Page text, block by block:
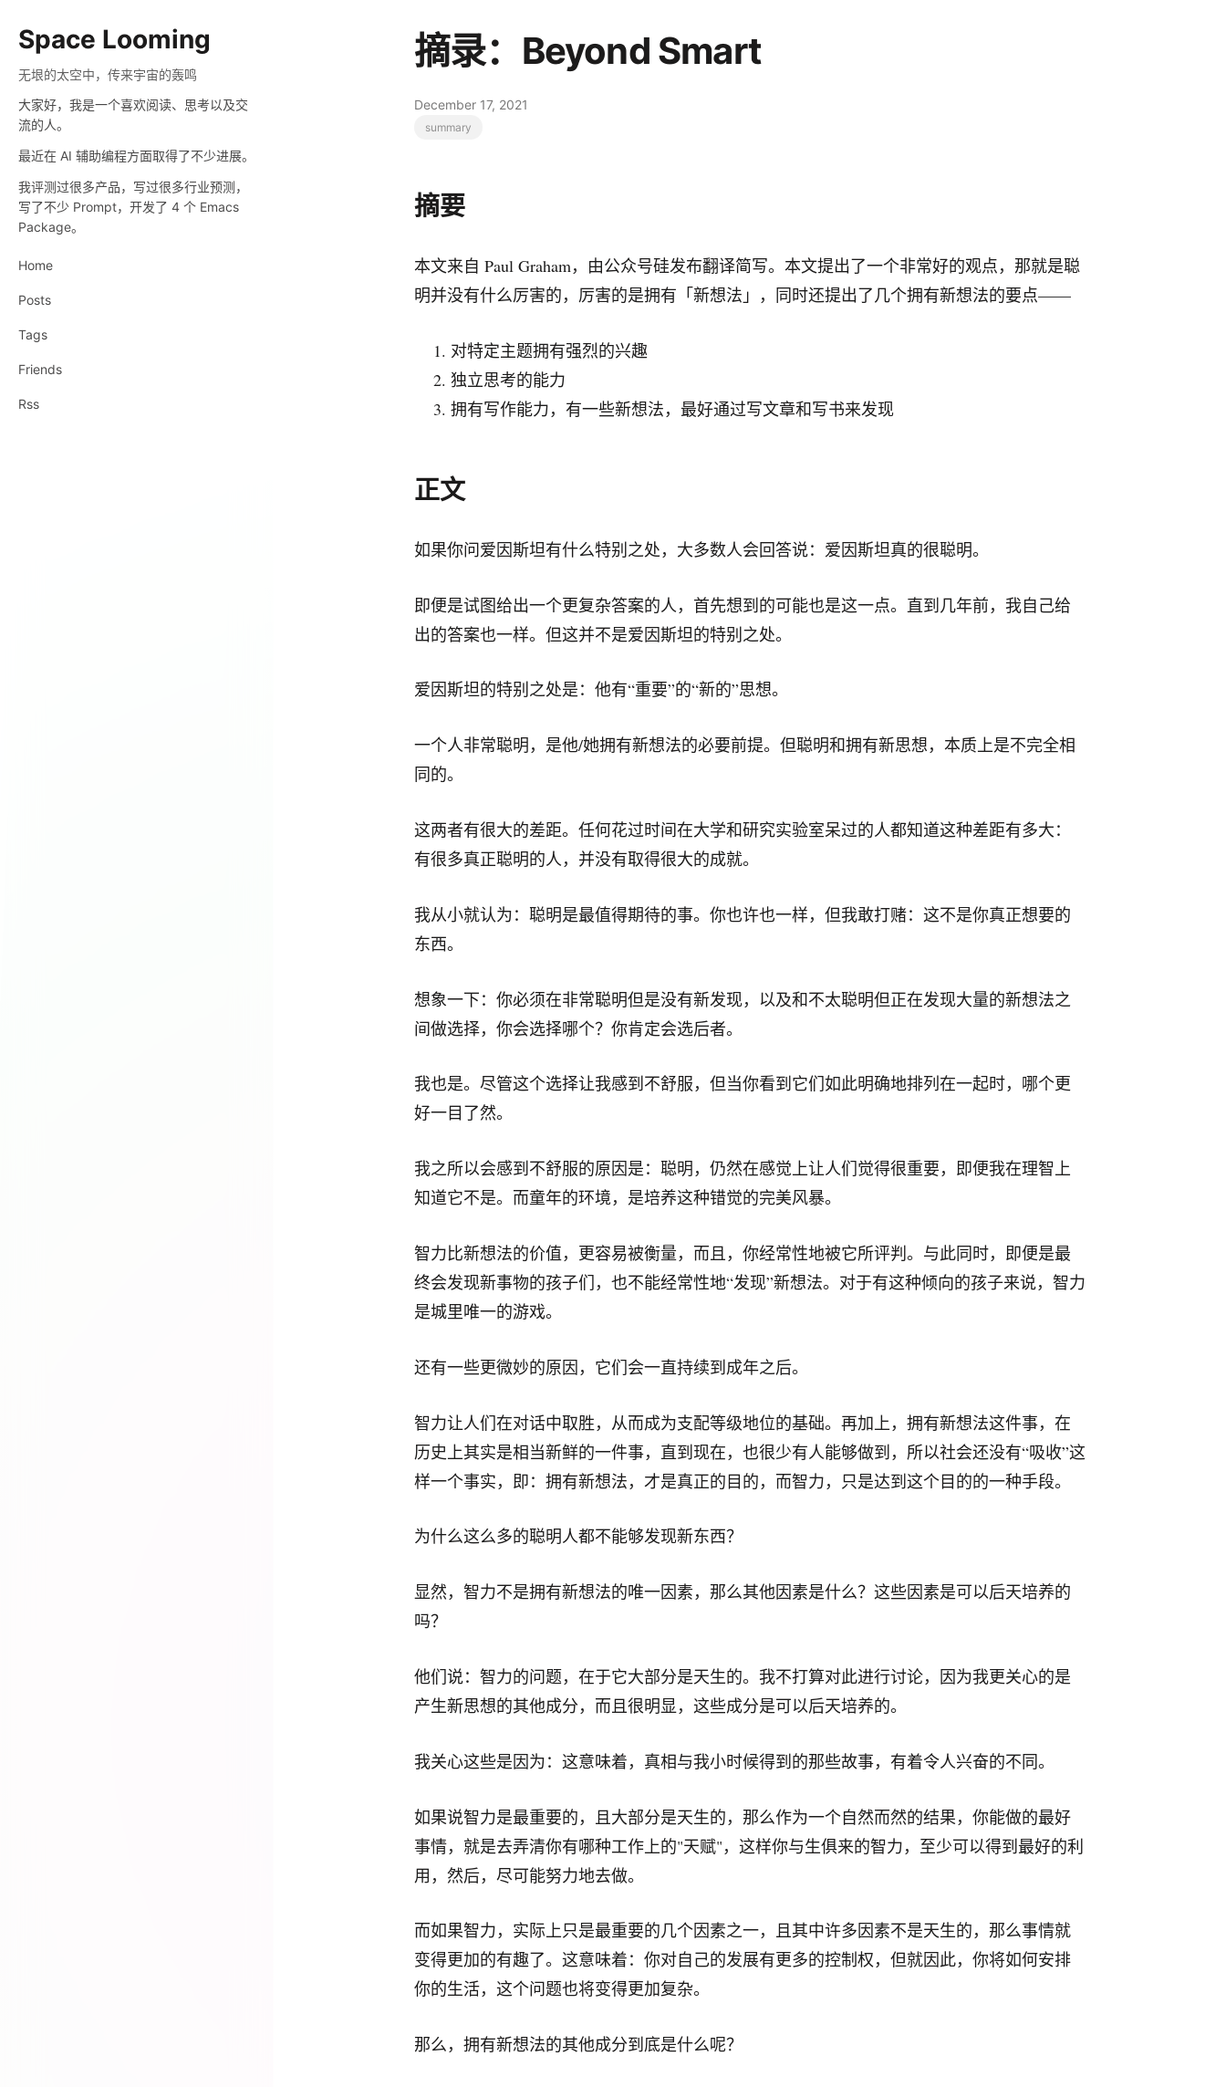
Space Looming
无垠的太空中，传来宇宙的轰鸣
大家好，我是一个喜欢阅读、思考以及交
流的人。
最近在 AI 辅助编程方面取得了不少进展。
我评测过很多产品，写过很多行业预测，
写了不少 Prompt，开发了 4 个 Emacs
Package。
Home
Posts
Tags
Friends
Rss
摘录：Beyond Smart
December 17, 2021
summary
摘要
本文来自 Paul Graham，由公众号硅发布翻译简写。本文提出了一个非常好的观点，那就是聪
明并没有什么厉害的，厉害的是拥有「新想法」，同时还提出了几个拥有新想法的要点——
对特定主题拥有强烈的兴趣
独立思考的能力
拥有写作能力，有一些新想法，最好通过写文章和写书来发现
正文
如果你问爱因斯坦有什么特别之处，大多数人会回答说：爱因斯坦真的很聪明。
即便是试图给出一个更复杂答案的人，首先想到的可能也是这一点。直到几年前，我自己给
出的答案也一样。但这并不是爱因斯坦的特别之处。
爱因斯坦的特别之处是：他有“重要”的“新的”思想。
一个人非常聪明，是他/她拥有新想法的必要前提。但聪明和拥有新思想，本质上是不完全相
同的。
这两者有很大的差距。任何花过时间在大学和研究实验室呆过的人都知道这种差距有多大：
有很多真正聪明的人，并没有取得很大的成就。
我从小就认为：聪明是最值得期待的事。你也许也一样，但我敢打赌：这不是你真正想要的
东西。
想象一下：你必须在非常聪明但是没有新发现，以及和不太聪明但正在发现大量的新想法之
间做选择，你会选择哪个？你肯定会选后者。
我也是。尽管这个选择让我感到不舒服，但当你看到它们如此明确地排列在一起时，哪个更
好一目了然。
我之所以会感到不舒服的原因是：聪明，仍然在感觉上让人们觉得很重要，即便我在理智上
知道它不是。而童年的环境，是培养这种错觉的完美风暴。
智力比新想法的价值，更容易被衡量，而且，你经常性地被它所评判。与此同时，即便是最
终会发现新事物的孩子们，也不能经常性地“发现”新想法。对于有这种倾向的孩子来说，智力
是城里唯一的游戏。
还有一些更微妙的原因，它们会一直持续到成年之后。
智力让人们在对话中取胜，从而成为支配等级地位的基础。再加上，拥有新想法这件事，在
历史上其实是相当新鲜的一件事，直到现在，也很少有人能够做到，所以社会还没有“吸收”这
样一个事实，即：拥有新想法，才是真正的目的，而智力，只是达到这个目的的一种手段。
为什么这么多的聪明人都不能够发现新东西？
显然，智力不是拥有新想法的唯一因素，那么其他因素是什么？这些因素是可以后天培养的
吗？
他们说：智力的问题，在于它大部分是天生的。我不打算对此进行讨论，因为我更关心的是
产生新思想的其他成分，而且很明显，这些成分是可以后天培养的。
我关心这些是因为：这意味着，真相与我小时候得到的那些故事，有着令人兴奋的不同。
如果说智力是最重要的，且大部分是天生的，那么作为一个自然而然的结果，你能做的最好
事情，就是去弄清你有哪种工作上的"天赋"，这样你与生俱来的智力，至少可以得到最好的利
用，然后，尽可能努力地去做。
而如果智力，实际上只是最重要的几个因素之一，且其中许多因素不是天生的，那么事情就
变得更加的有趣了。这意味着：你对自己的发展有更多的控制权，但就因此，你将如何安排
你的生活，这个问题也将变得更加复杂。
那么，拥有新想法的其他成分到底是什么呢？